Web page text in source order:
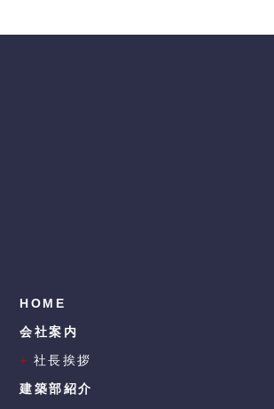
HOME
会社案内
+ 社長挨拶
建築部紹介